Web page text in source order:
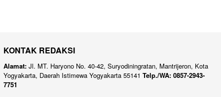
KONTAK REDAKSI
Alamat: Jl. MT. Haryono No. 40-42, Suryodiningratan, Mantrijeron, Kota
Yogyakarta, Daerah Istimewa Yogyakarta 55141 Telp./WA: 0857-2943-
7751